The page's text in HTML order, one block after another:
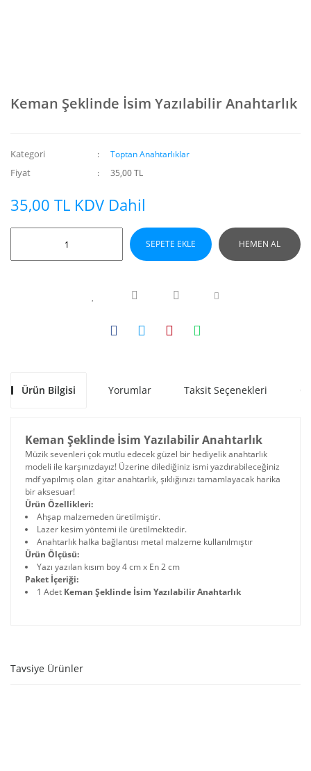
Keman Şeklinde İsim Yazılabilir Anahtarlık
Kategori Toptan Anahtarlıklar
Fiyat 35,00 TL
35,00 TL KDV Dahil
SEPETE EKLE HEMEN AL
Ürün Bilgisi Yorumlar Taksit Seçenekleri
Keman Şeklinde İsim Yazılabilir Anahtarlık
Müzik sevenleri çok mutlu edecek güzel bir hediyelik anahtarlık
modeli ile karşınızdayız! Üzerine dilediğiniz ismi yazdırabileceğiniz
mdf yapılmış olan gitar anahtarlık, şıklığınızı tamamlayacak harika
bir aksesuar!
Ürün Özellikleri:
Ahşap malzemeden üretilmiştir.
Lazer kesim yöntemi ile üretilmektedir.
Anahtarlık halka bağlantısı metal malzeme kullanılmıştır
Ürün Ölçüsü:
Yazı yazılan kısım boy 4 cm x En 2 cm
Paket İçeriği:
1 Adet Keman Şeklinde İsim Yazılabilir Anahtarlık
Tavsiye Ürünler